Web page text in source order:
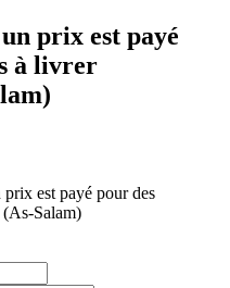
prix est payé
à livrer
prix est payé pour des
(As-Salam)